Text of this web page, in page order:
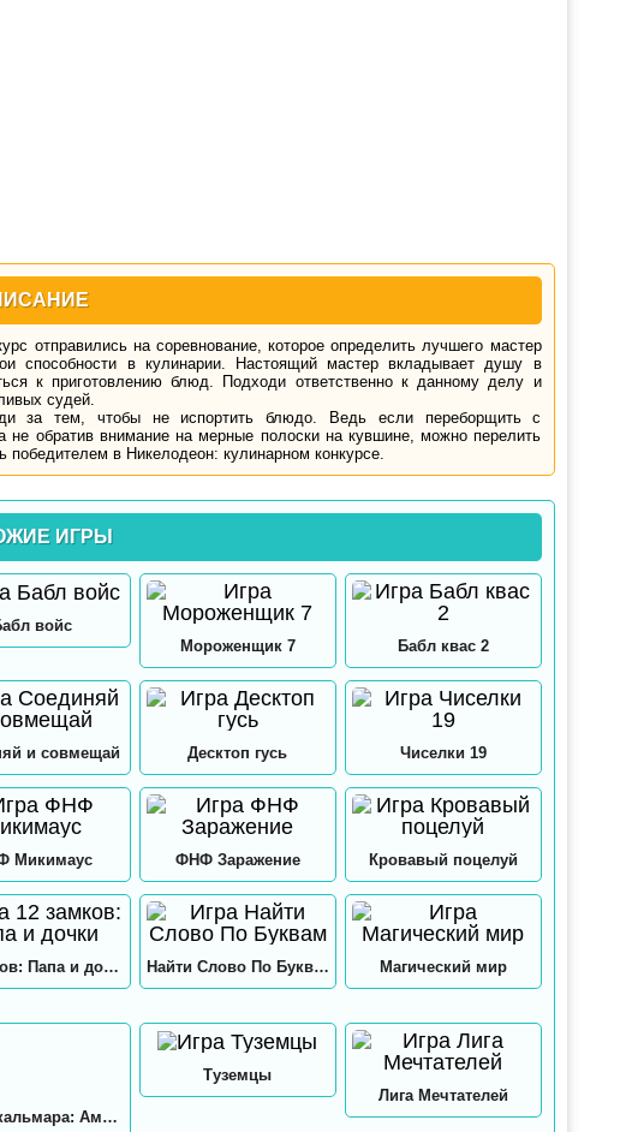
отправились на соревнование, которое определить лучшего мастер
способности в кулинарии. Настоящий мастер вкладывает душу в
к приготовлению блюд. Подходи ответственно к данному делу и
судей.
за тем, чтобы не испортить блюдо. Ведь если переборщить с
не обратив внимание на мерные полоски на кувшине, можно перелить
в Никелодеон: кулинарном конкурсе.
ИГРЫ
войс
Мороженщик 7
Бабл квас 2
и совмещай
Десктоп гусь Чиселки 19
Микимаус ФНФ Заражение Кровавый поцелуй
12 замков: Папа и дочки Найти Слово По Буквам Магический мир
Игра в кальмара: Амонг ас
Туземцы
Лига Мечтателей